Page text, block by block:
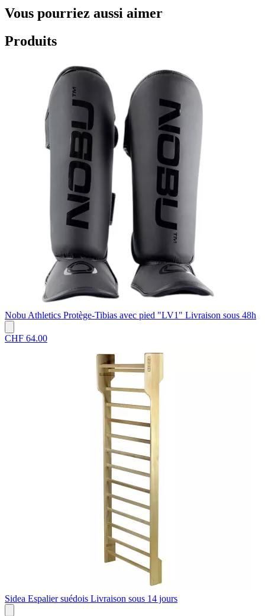
Vous pourriez aussi aimer
Produits
Nobu Athletics Protège-Tibias avec pied "LV1" Livraison sous 48h
CHF 64.00
Sidea Espalier suédois Livraison sous 14 jours